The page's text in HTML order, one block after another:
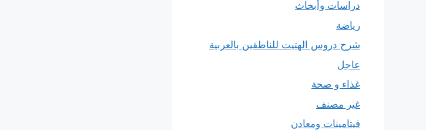
دراسات وأبحاث
رياضة
شرح دروس الهتيت للناطقين بالعربية
عاجل
غذاء و صحة
غير مصنف
فيتامينات ومعادن